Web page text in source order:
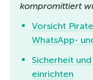
kompromittiert
Vorsicht
WhatsApp-
Sicherheit
einrichten